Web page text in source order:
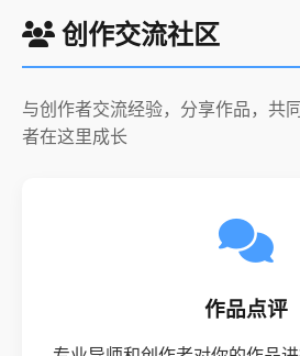
创作交流社区
与创作者交流经验，分享作品，共
者在这里成长
作品点评